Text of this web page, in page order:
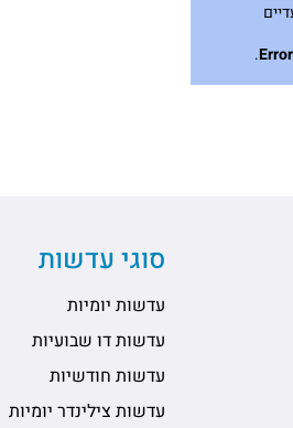
סוגי עדשות
עדשות יומיות
עדשות דו שבועיות
עדשות חודשיות
עדשות צילינדר יומיות